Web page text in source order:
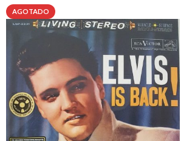
AGOTADO